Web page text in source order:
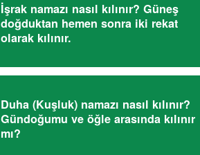
İşrak namazı nasıl kılınır? Güneş
doğduktan hemen sonra iki rekat
olarak kılınır.
Duha (Kuşluk) namazı nasıl kılınır?
Gündoğumu ve öğle arasında kılınır
mı?